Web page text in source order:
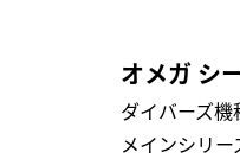
オメガ シ
ダイバーズ
メインシリ